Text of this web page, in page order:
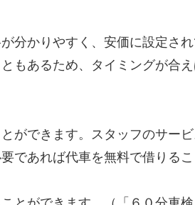
分かりやすく、安価に設定さ
もあるため、タイミングが合
ができます。スタッフのサー
であれば代車を無料で借りるこ